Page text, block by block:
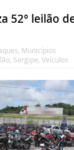
52° leilão
Municípios
, Sergipe Veículos